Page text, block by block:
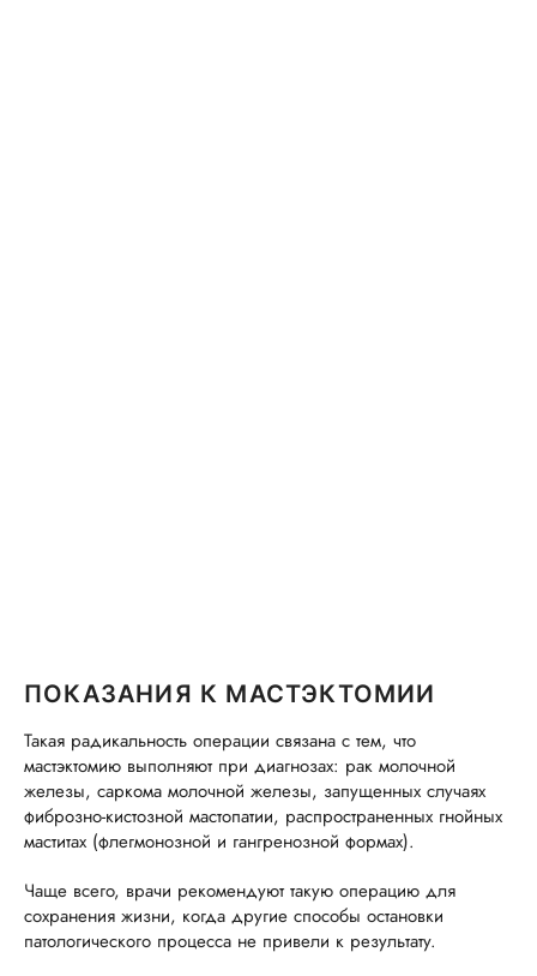
ПОКАЗАНИЯ К МАСТЭКТОМИИ
Такая радикальность операции связана с тем, что
мастэктомию выполняют при диагнозах: рак молочной
железы, саркома молочной железы, запущенных случаях
фиброзно-кистозной мастопатии, распространенных гнойных
маститах (флегмонозной и гангренозной формах).
Чаще всего, врачи рекомендуют такую операцию для
сохранения жизни, когда другие способы остановки
патологического процесса не привели к результату.